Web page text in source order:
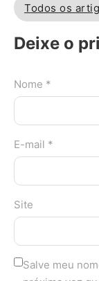
Todos os
Deixe o
Nome *
E-mail *
Site
Salve meu